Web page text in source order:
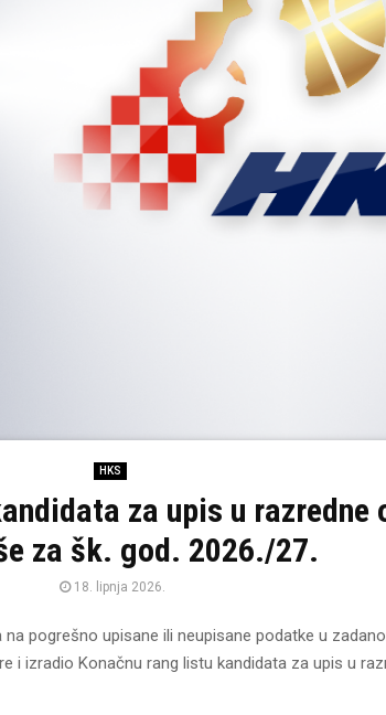
HKS
za upis u razredne
za šk. god. 2026./27.
18. lipnja 2026.
pogrešno upisane ili neupisane podatke u
i izradio Konačnu rang listu kandidata za upis u